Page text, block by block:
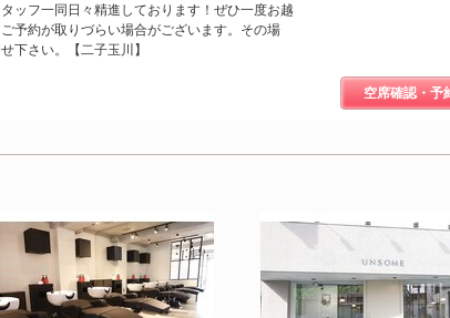
ッフ一同日々精進しております！ぜひ一度お越
予約が取りづらい場合がございます。その場
下さい。【二子玉川】
空席確認・予